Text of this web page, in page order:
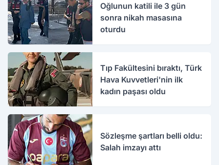
Oğlunun katili ile 3 gün
sonra nikah masasına
oturdu
Tıp Fakültesini bıraktı, Türk
Hava Kuvvetleri'nin ilk
kadın paşası oldu
Sözleşme şartları belli oldu:
Salah imzayı attı